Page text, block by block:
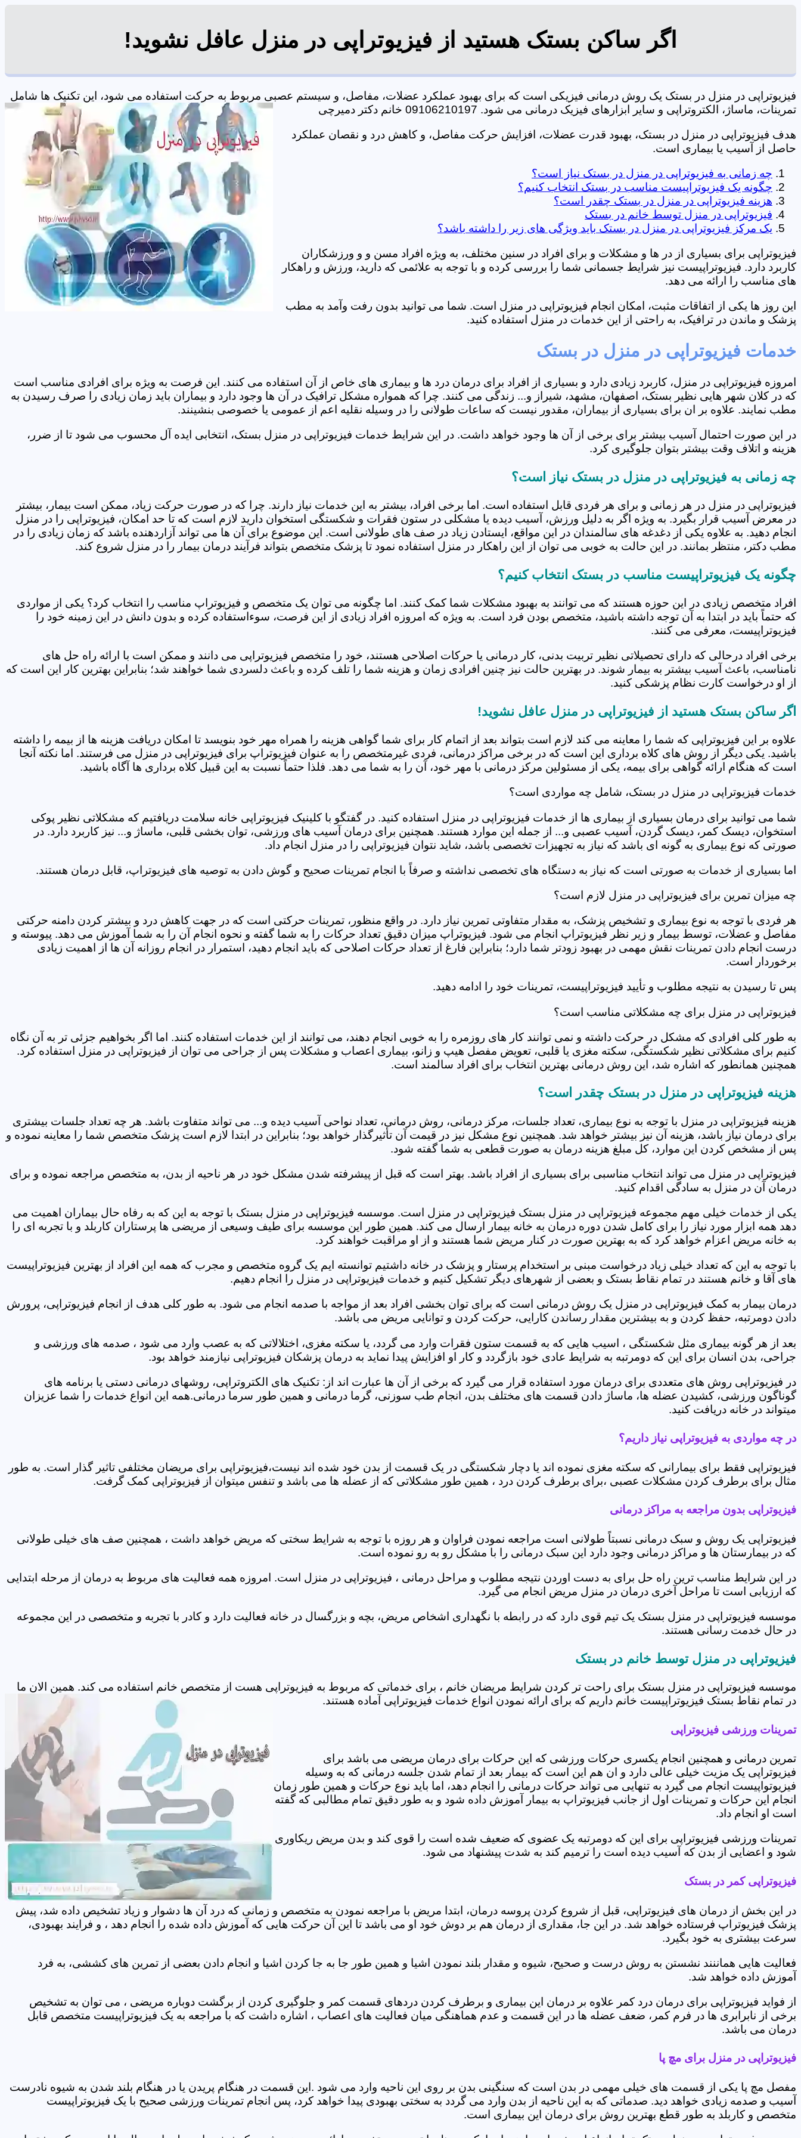
اگر ساکن بستک هستید از فیزیوتراپی در منزل عافل نشوید!
فیزیوتراپی در منزل در بستک یک روش درمانی فیزیکی است که برای بهبود عملکرد عضلات، مفاصل، و سیستم عصبی مربوط به حرکت استفاده می شود، این تکنیک ها شامل
تمرینات، ماساژ، الکتروتراپی و سایر ابزارهای فیزیک درمانی می شود. 09106210197 خانم دکتر دمیرچی
هدف فیزیوتراپی در منزل در بستک، بهبود قدرت عضلات، افزایش حرکت مفاصل، و کاهش درد و نقصان عملکرد
حاصل از آسیب یا بیماری است.
چه زمانی به فیزیوتراپی در منزل در بستک نیاز است؟
چگونه یک فیزیوتراپیست مناسب در بستک انتخاب کنیم؟
هزینه فیزیوتراپی در منزل در بستک چقدر است؟
فیزیوتراپی در منزل توسط خانم در بستک
یک مرکز فیزیوتراپی در منزل در بستک باید ویژگی های زیر را داشته باشد؟
فیزیوتراپی برای بسیاری از در ها و مشکلات و برای افراد در سنین مختلف، به ویژه افراد مسن و و ورزشکاران
کاربرد دارد. فیزیوتراپیست نیز شرایط جسمانی شما را بررسی کرده و با توجه به علائمی که دارید، ورزش و راهکار
های مناسب را ارائه می دهد.
این روز ها یکی از اتفاقات مثبت، امکان انجام فیزیوتراپی در منزل است. شما می توانید بدون رفت وآمد به مطب
پزشک و ماندن در ترافیک، به راحتی از این خدمات در منزل استفاده کنید.
خدمات فیزیوتراپی در منزل در بستک
امروزه فیزیوتراپی در منزل، کاربرد زیادی دارد و بسیاری از افراد برای درمان درد ها و بیماری های خاص از آن استفاده می کنند. این فرصت به ویژه برای افرادی مناسب است
که در کلان شهر هایی نظیر بستک، اصفهان، مشهد، شیراز و... زندگی می کنند. چرا که همواره مشکل ترافیک در آن ها وجود دارد و بیماران باید زمان زیادی را صرف رسیدن به
مطب نمایند. علاوه بر ان برای بسیاری از بیماران، مقدور نیست که ساعات طولانی را در وسیله نقلیه اعم از عمومی یا خصوصی بنشینند.
در این صورت احتمال آسیب بیشتر برای برخی از آن ها وجود خواهد داشت. در این شرایط خدمات فیزیوتراپی در منزل بستک، انتخابی ایده آل محسوب می شود تا از ضرر،
هزینه و اتلاف وقت بیشتر بتوان جلوگیری کرد.
چه زمانی به فیزیوتراپی در منزل در بستک نیاز است؟
فیزیوتراپی در منزل در هر زمانی و برای هر فردی قابل استفاده است. اما برخی افراد، بیشتر به این خدمات نیاز دارند. چرا که در صورت حرکت زیاد، ممکن است بیمار، بیشتر
در معرض آسیب قرار بگیرد. به ویژه اگر به دلیل ورزش، آسیب دیده یا مشکلی در ستون فقرات و شکستگی استخوان دارید لازم است که تا حد امکان، فیزیوتراپی را در منزل
انجام دهید. به علاوه یکی از دغدغه های سالمندان در این مواقع، ایستادن زیاد در صف های طولانی است. این موضوع برای آن ها می تواند آزاردهنده باشد که زمان زیادی را در
مطب دکتر، منتظر بمانند. در این حالت به خوبی می توان از این راهکار در منزل استفاده نمود تا پزشک متخصص بتواند فرآیند درمان بیمار را در منزل شروع کند.
چگونه یک فیزیوتراپیست مناسب در بستک انتخاب کنیم؟
افراد متخصص زیادی در این حوزه هستند که می توانند به بهبود مشکلات شما کمک کنند. اما چگونه می توان یک متخصص و فیزیوتراپ مناسب را انتخاب کرد؟ یکی از مواردی
که حتماً باید در ابتدا به آن توجه داشته باشید، متخصص بودن فرد است. به ویژه که امروزه افراد زیادی از این فرصت، سوءاستفاده کرده و بدون دانش در این زمینه خود را
فیزیوتراپیست، معرفی می کنند.
برخی افراد درحالی که دارای تحصیلاتی نظیر تربیت بدنی، کار درمانی یا حرکات اصلاحی هستند، خود را متخصص فیزیوتراپی می دانند و ممکن است با ارائه راه حل های
نامناسب، باعث آسیب بیشتر به بیمار شوند. در بهترین حالت نیز چنین افرادی زمان و هزینه شما را تلف کرده و باعث دلسردی شما خواهند شد؛ بنابراین بهترین کار این است که
از او درخواست کارت نظام پزشکی کنید.
اگر ساکن بستک هستید از فیزیوتراپی در منزل عافل نشوید!
علاوه بر این فیزیوتراپی که شما را معاینه می کند لازم است بتواند بعد از اتمام کار برای شما گواهی هزینه را همراه مهر خود بنویسد تا امکان دریافت هزینه ها از بیمه را داشته
باشید. یکی دیگر از روش های کلاه برداری این است که در برخی مراکز درمانی، فردی غیرمتخصص را به عنوان فیزیوتراپ برای فیزیوتراپی در منزل می فرستند. اما نکته آنجا
است که هنگام ارائه گواهی برای بیمه، یکی از مسئولین مرکز درمانی با مهر خود، آن را به شما می دهد. فلذا حتماً نسبت به این قبیل کلاه برداری ها آگاه باشید.
خدمات فیزیوتراپی در منزل در بستک، شامل چه مواردی است؟
شما می توانید برای درمان بسیاری از بیماری ها از خدمات فیزیوتراپی در منزل استفاده کنید. در گفتگو با کلینیک فیزیوتراپی خانه سلامت دریافتیم که مشکلاتی نظیر پوکی
استخوان، دیسک کمر، دیسک گردن، آسیب عصبی و... از جمله این موارد هستند. همچنین برای درمان آسیب های ورزشی، توان بخشی قلبی، ماساژ و... نیز کاربرد دارد. در
صورتی که نوع بیماری به گونه ای باشد که نیاز به تجهیزات تخصصی باشد، شاید نتوان فیزیوتراپی را در منزل انجام داد.
اما بسیاری از خدمات به صورتی است که نیاز به دستگاه های تخصصی نداشته و صرفاً با انجام تمرینات صحیح و گوش دادن به توصیه های فیزیوتراپ، قابل درمان هستند.
چه میزان تمرین برای فیزیوتراپی در منزل لازم است؟
هر فردی با توجه به نوع بیماری و تشخیص پزشک، به مقدار متفاوتی تمرین نیاز دارد. در واقع منظور، تمرینات حرکتی است که در جهت کاهش درد و بیشتر کردن دامنه حرکتی
مفاصل و عضلات، توسط بیمار و زیر نظر فیزیوتراپ انجام می شود. فیزیوتراپ میزان دقیق تعداد حرکات را به شما گفته و نحوه انجام آن را به شما آموزش می دهد. پیوسته و
درست انجام دادن تمرینات نقش مهمی در بهبود زودتر شما دارد؛ بنابراین فارغ از تعداد حرکات اصلاحی که باید انجام دهید، استمرار در انجام روزانه آن ها از اهمیت زیادی
برخوردار است.
پس تا رسیدن به نتیجه مطلوب و تأیید فیزیوتراپیست، تمرینات خود را ادامه دهید.
فیزیوتراپی در منزل برای چه مشکلاتی مناسب است؟
به طور کلی افرادی که مشکل در حرکت داشته و نمی توانند کار های روزمره را به خوبی انجام دهند، می توانند از این خدمات استفاده کنند. اما اگر بخواهیم جزئی تر به آن نگاه
کنیم برای مشکلاتی نظیر شکستگی، سکته مغزی یا قلبی، تعویض مفصل هیپ و زانو، بیماری اعصاب و مشکلات پس از جراحی می توان از فیزیوتراپی در منزل استفاده کرد.
همچنین همانطور که اشاره شد، این روش درمانی بهترین انتخاب برای افراد سالمند است.
هزینه فیزیوتراپی در منزل در بستک چقدر است؟
هزینه فیزیوتراپی در منزل با توجه به نوع بیماری، تعداد جلسات، مرکز درمانی، روش درمانی، تعداد نواحی آسیب دیده و... می تواند متفاوت باشد. هر چه تعداد جلسات بیشتری
برای درمان نیاز باشد، هزینه آن نیز بیشتر خواهد شد. همچنین نوع مشکل نیز در قیمت آن تأثیرگذار خواهد بود؛ بنابراین در ابتدا لازم است پزشک متخصص شما را معاینه نموده و
پس از مشخص کردن این موارد، کل مبلغ هزینه درمان به صورت قطعی به شما گفته شود.
فیزیوتراپی در منزل می تواند انتخاب مناسبی برای بسیاری از افراد باشد. بهتر است که قبل از پیشرفته شدن مشکل خود در هر ناحیه از بدن، به متخصص مراجعه نموده و برای
درمان آن در منزل به سادگی اقدام کنید.
یکی از خدمات خیلی مهم مجموعه فیزیوتراپی در منزل بستک فیزیوتراپی در منزل است. موسسه فیزیوتراپی در منزل بستک با توجه به این که به رفاه حال بیماران اهمیت می
دهد همه ابزار مورد نیاز را برای کامل شدن دوره درمان به خانه بیمار ارسال می کند. همین طور این موسسه برای طیف وسیعی از مریضی ها پرستاران کاربلد و با تجربه ای را
به خانه مریض اعزام خواهد کرد که به بهترین صورت در کنار مریض شما هستند و از او مراقبت خواهند کرد.
با توجه به این که تعداد خیلی زیاد درخواست مبنی بر استخدام پرستار و پزشک در خانه داشتیم توانسته ایم یک گروه متخصص و مجرب که همه این افراد از بهترین فیزیوتراپیست
های آقا و خانم هستند در تمام نقاط بستک و بعضی از شهرهای دیگر تشکیل کنیم و خدمات فیزیوتراپی در منزل را انجام دهیم.
درمان بیمار به کمک فیزیوتراپی در منزل یک روش درمانی است که برای توان بخشی افراد بعد از مواجه با صدمه انجام می شود. به طور کلی هدف از انجام فیزیوتراپی، پرورش
دادن دومرتبه، حفظ کردن و به بیشترین مقدار رساندن کارایی، حرکت کردن و توانایی مریض می باشد.
بعد از هر گونه بیماری مثل شکستگی ، اسیب هایی که به قسمت ستون فقرات وارد می گردد، یا سکته مغزی، اختلالاتی که به عصب وارد می شود ، صدمه های ورزشی و
جراحی، بدن انسان برای این که دومرتبه به شرایط عادی خود بازگردد و کار او افزایش پیدا نماید به درمان پزشکان فیزیوتراپی نیازمند خواهد بود.
در فیزیوتراپی روش های متعددی برای درمان مورد استفاده قرار می گیرد که برخی از آن ها عبارت اند از: تکنیک های الکتروتراپی، روشهای درمانی دستی یا برنامه های
گوناگون ورزشی، کشیدن عضله ها، ماساژ دادن قسمت های مختلف بدن، انجام طب سوزنی، گرما درمانی و همین طور سرما درمانی.همه این انواع خدمات را شما عزیزان
میتواند در خانه دریافت کنید.
در چه مواردی به فیزیوتراپی نیاز داریم؟
فیزیوتراپی فقط برای بیمارانی که سکته مغزی نموده اند یا دچار شکستگی در یک قسمت از بدن خود شده اند نیست،فیزیوتراپی برای مریضان مختلفی تاثیر گذار است. به طور
مثال برای برطرف کردن مشکلات عصبی ،برای برطرف کردن درد ، همین طور مشکلاتی که از عضله ها می باشد و تنفس میتوان از فیزیوتراپی کمک گرفت.
فیزیوتراپی بدون مراجعه به مراکز درمانی
فیزیوتراپی یک روش و سبک درمانی نسبتاً طولانی است مراجعه نمودن فراوان و هر روزه با توجه به شرایط سختی که مریض خواهد داشت ، همچنین صف های خیلی طولانی
که در بیمارستان ها و مراکز درمانی وجود دارد این سبک درمانی را با مشکل رو به رو نموده است.
در این شرایط مناسب ترین راه حل برای به دست اوردن نتیجه مطلوب و مراحل درمانی ، فیزیوتراپی در منزل است. امروزه همه فعالیت های مربوط به درمان از مرحله ابتدایی
که ارزیابی است تا مراحل آخری درمان در منزل مریض انجام می گیرد.
موسسه فیزیوتراپی در منزل بستک یک تیم قوی دارد که در رابطه با نگهداری اشخاص مریض، بچه و بزرگسال در خانه فعالیت دارد و کادر با تجربه و متخصصی در این مجموعه
در حال خدمت رسانی هستند.
فیزیوتراپی در منزل توسط خانم در بستک
موسسه فیزیوتراپی در منزل بستک برای راحت تر کردن شرایط مریضان خانم ، برای خدماتی که مربوط به فیزیوتراپی هست از متخصص خانم استفاده می کند. همین الان ما
در تمام نقاط بستک فیزیوتراپیست خانم داریم که برای ارائه نمودن انواع خدمات فیزیوتراپی آماده هستند.
تمرینات ورزشی فیزیوتراپی
تمرین درمانی و همچنین انجام یکسری حرکات ورزشی که این حرکات برای درمان مریضی می باشد برای
فیزیوتراپی یک مزیت خیلی عالی دارد و ان هم این است که بیمار بعد از تمام شدن جلسه درمانی که به وسیله
فیزیوتواپیست انجام می گیرد به تنهایی می تواند حرکات درمانی را انجام دهد، اما باید نوع حرکات و همین طور زمان
انجام این حرکات و تمرینات اول از جانب فیزیوتراپ به بیمار آموزش داده شود و به طور دقیق تمام مطالبی که گفته
است او انجام داد.
تمرینات ورزشی فیزیوتراپی برای این که دومرتبه یک عضوی که ضعیف شده است را قوی کند و بدن مریض ریکاوری
شود و اعضایی از بدن که آسیب دیده است را ترمیم کند به شدت پیشنهاد می شود.
فیزیوتراپی کمر در بستک
در این بخش از درمان های فیزیوتراپی، قبل از شروع کردن پروسه درمان، ابتدا مریض با مراجعه نمودن به متخصص و زمانی که درد آن ها دشوار و زیاد تشخیص داده شد، پیش
پزشک فیزیوتراپ فرستاده خواهد شد. در این جا، مقداری از درمان هم بر دوش خود او می باشد تا این آن حرکت هایی که آموزش داده شده را انجام دهد ، و فرایند بهبودی،
سرعت بیشتری به خود بگیرد.
فعالیت هایی هماننند نشستن به روش درست و صحیح، شیوه و مقدار بلند نمودن اشیا و همین طور جا به جا کردن اشیا و انجام دادن بعضی از تمرین های کششی، به فرد
آموزش داده خواهد شد.
از فواید فیزیوتراپی برای درمان درد کمر علاوه بر درمان این بیماری و برطرف کردن دردهای قسمت کمر و جلوگیری کردن از برگشت دوباره مریضی ، می توان به تشخیص
برخی از نابرابری ها در فرم کمر، ضعف عضله ها در این قسمت و عدم هماهنگی میان فعالیت های اعصاب ، اشاره داشت که با مراجعه به یک فیزیوتراپیست متخصص قابل
درمان می باشد.
فیزیوتراپی در منزل برای مچ پا
مفصل مچ پا یکی از قسمت های خیلی مهمی در بدن است که سنگینی بدن بر روی این ناحیه وارد می شود .این قسمت در هنگام پریدن یا در هنگام بلند شدن به شیوه نادرست
آسیب و صدمه زیادی خواهد دید. صدماتی که به این ناحیه از بدن وارد می گردد به سختی بهبودی پیدا خواهد کرد، پس انجام تمرینات ورزشی صحیح با یک فیزیوتراپیست
متخصص و کاربلد به طور قطع بهترین روش برای درمان این بیماری است.